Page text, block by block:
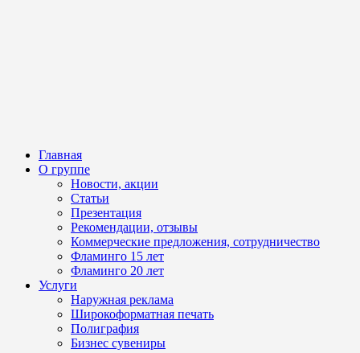
Главная
О группе
Новости, акции
Статьи
Презентация
Рекомендации, отзывы
Коммерческие предложения, сотрудничество
Фламинго 15 лет
Фламинго 20 лет
Услуги
Наружная реклама
Широкоформатная печать
Полиграфия
Бизнес сувениры